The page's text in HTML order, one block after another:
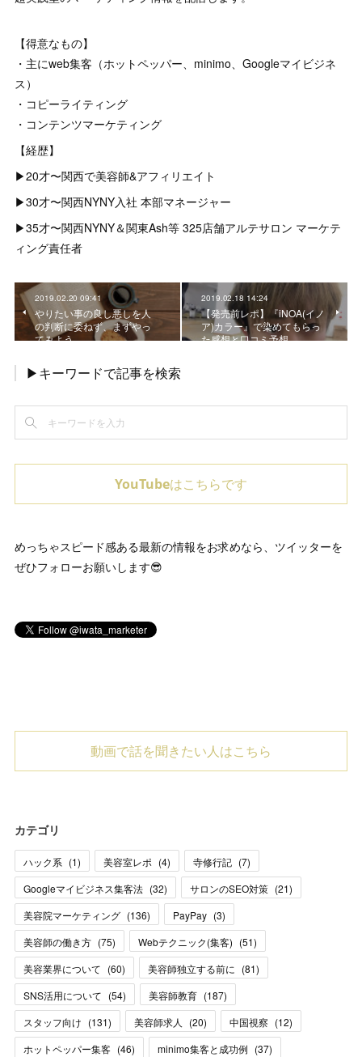
【得意なもの】
・主にweb集客（ホットペッパー、minimo、Googleマイビジネ
ス）
・コピーライティング
・コンテンツマーケティング
【経歴】
▶︎20才〜関西で美容師&アフィリエイト
▶︎30才〜関西NYNY入社 本部マネージャー
▶︎35才〜関西NYNY＆関東Ash等 325店舗アルテサロン マーケテ
ィング責任者
2019.02.20 09:41
やりたい事の良し悪しを人
の判断に委ねず、まずやっ
てみよう
2019.02.18 14:24
【発売前レポ】『iNOA(イノ
ア)カラー』で染めてもらっ
た感想と口コミ予想
▶キーワードで記事を検索
YouTubeはこちらです
めっちゃスピード感ある最新の情報をお求めなら、ツイッターを
ぜひフォローお願いします😎
動画で話を聞きたい人はこちら
カテゴリ
ハック系 (1) 美容室レポ (4) 寺修行記 (7)
Googleマイビジネス集客法 (32) サロンのSEO対策 (21)
美容院マーケティング (136) PayPay (3)
美容師の働き方 (75) Webテクニック(集客) (51)
美容業界について (60) 美容師独立する前に (81)
SNS活用について (54) 美容師教育 (187)
スタッフ向け (131) 美容師求人 (20) 中国視察 (12)
ホットペッパー集客 (46) minimo集客と成功例 (37)